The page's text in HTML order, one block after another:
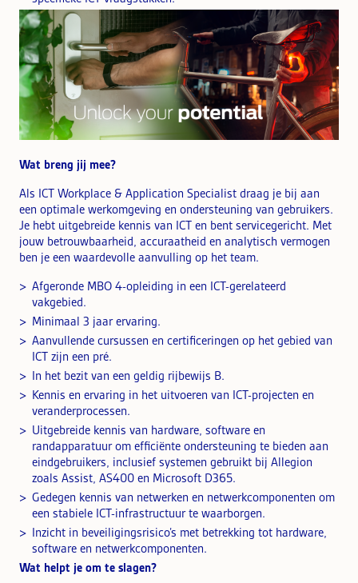
Wat breng jij mee?
Als ICT Workplace & Application Specialist draag je bij aan
een optimale werkomgeving en ondersteuning van gebruikers.
Je hebt uitgebreide kennis van ICT en bent servicegericht. Met
jouw betrouwbaarheid, accuraatheid en analytisch vermogen
ben je een waardevolle aanvulling op het team.
Afgeronde MBO 4-opleiding in een ICT-gerelateerd
vakgebied.
Minimaal 3 jaar ervaring.
Aanvullende cursussen en certificeringen op het gebied van
ICT zijn een pré.
In het bezit van een geldig rijbewijs B.
Kennis en ervaring in het uitvoeren van ICT-projecten en
veranderprocessen.
Uitgebreide kennis van hardware, software en
randapparatuur om efficiënte ondersteuning te bieden aan
eindgebruikers, inclusief systemen gebruikt bij Allegion
zoals Assist, AS400 en Microsoft D365.
Gedegen kennis van netwerken en netwerkcomponenten om
een stabiele ICT-infrastructuur te waarborgen.
Inzicht in beveiligingsrisico’s met betrekking tot hardware,
software en netwerkcomponenten.
Wat helpt je om te slagen?